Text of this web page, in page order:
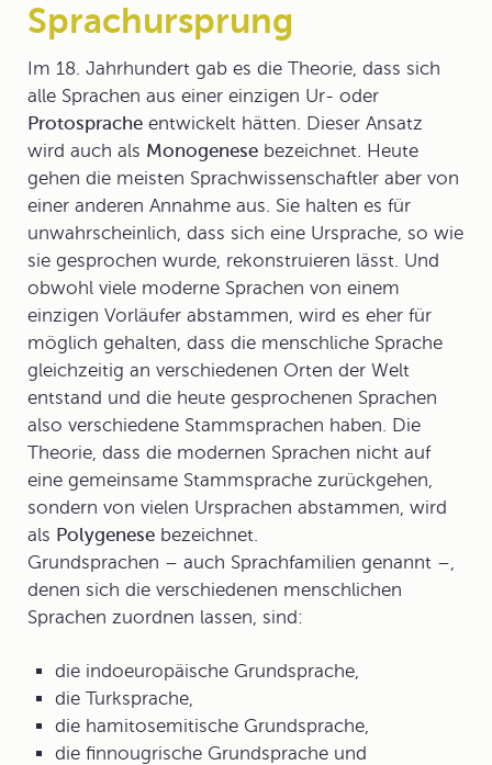
Sprachursprung
Im 18. Jahrhundert gab es die Theorie, dass sich
alle Sprachen aus einer einzigen Ur- oder
Protosprache entwickelt hätten. Dieser Ansatz
wird auch als Monogenese bezeichnet. Heute
gehen die meisten Sprachwissenschaftler aber von
einer anderen Annahme aus. Sie halten es für
unwahrscheinlich, dass sich eine Ursprache, so wie
sie gesprochen wurde, rekonstruieren lässt. Und
obwohl viele moderne Sprachen von einem
einzigen Vorläufer abstammen, wird es eher für
möglich gehalten, dass die menschliche Sprache
gleichzeitig an verschiedenen Orten der Welt
entstand und die heute gesprochenen Sprachen
also verschiedene Stammsprachen haben. Die
Theorie, dass die modernen Sprachen nicht auf
eine gemeinsame Stammsprache zurückgehen,
sondern von vielen Ursprachen abstammen, wird
als Polygenese bezeichnet.
Grundsprachen – auch Sprachfamilien genannt –,
denen sich die verschiedenen menschlichen
Sprachen zuordnen lassen, sind:
die indoeuropäische Grundsprache,
die Turksprache,
die hamitosemitische Grundsprache,
die finnougrische Grundsprache und